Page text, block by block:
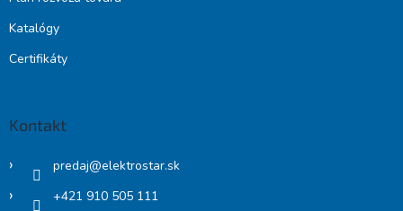
Katalógy
Certifikáty
Kontakt
predaj@elektrostar.sk
+421 910 505 111